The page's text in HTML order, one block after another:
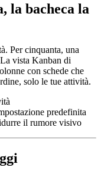
la bacheca la
Per cinquanta, una
vista Kanban di
con schede che
solo le tue attività.
predefinita
il rumore visivo